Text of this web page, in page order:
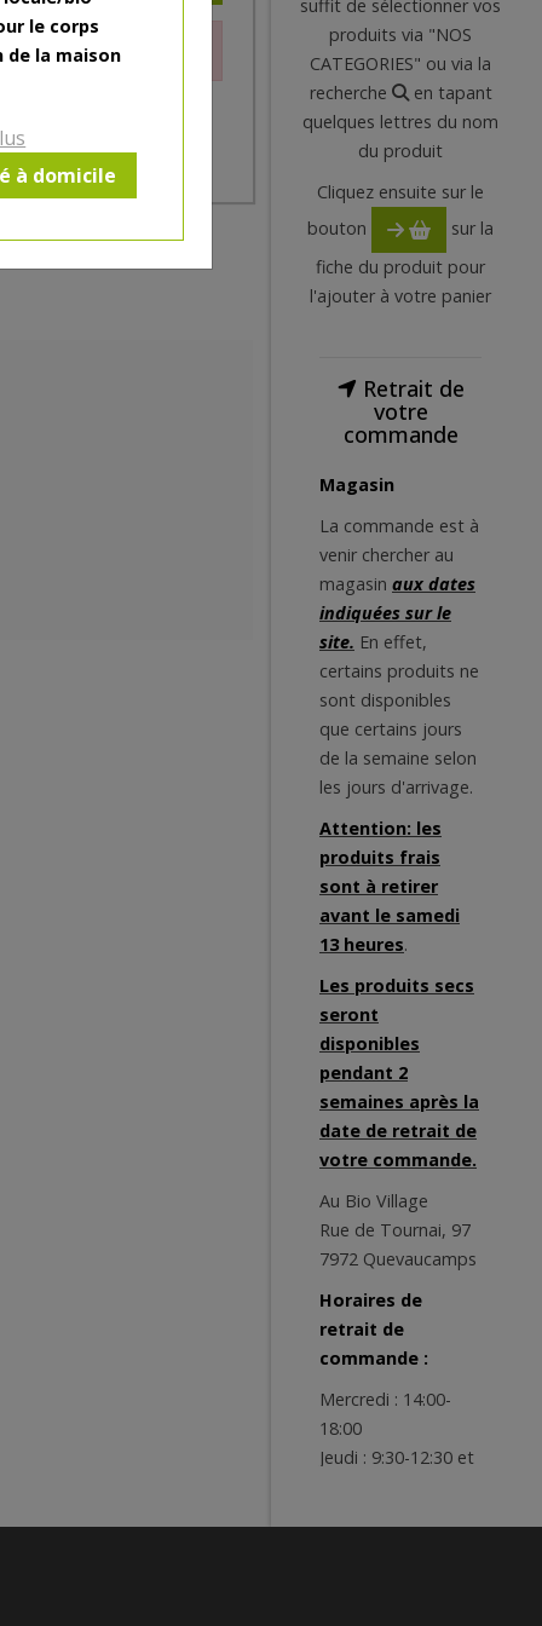
le corps
de la maison
à domicile
moment.
suffit de sélectionner vos
produits via "NOS
CATEGORIES" ou via la
recherche
en tapant
quelques lettres du nom
du produit
Cliquez ensuite sur le
bouton
sur la
fiche du produit pour
l'ajouter à votre panier
Retrait de
votre
commande
Magasin
La commande est à
venir chercher au
magasin aux dates
indiquées sur le
site. En effet,
certains produits ne
sont disponibles
que certains jours
de la semaine selon
les jours d'arrivage.
Attention: les
produits frais
sont à retirer
avant le samedi
13 heures.
Les produits secs
seront
disponibles
pendant 2
semaines après la
date de retrait de
votre commande.
Au Bio Village
Rue de Tournai, 97
7972 Quevaucamps
Horaires de
retrait de
commande :
Mercredi : 14:00-
18:00
Jeudi : 9:30-12:30 et